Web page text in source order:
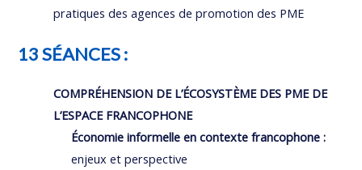
pratiques des agences de promotion des PME
13 SÉANCES :
COMPRÉHENSION DE L’ÉCOSYSTÈME DES PME DE
L’ESPACE FRANCOPHONE
Économie informelle en contexte francophone :
enjeux et perspective